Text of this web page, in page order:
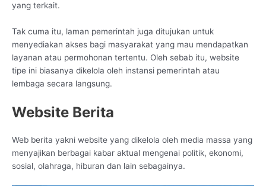
yang terkait.
Tak cuma itu, laman pemerintah juga ditujukan untuk
menyediakan akses bagi masyarakat yang mau mendapatkan
layanan atau permohonan tertentu. Oleh sebab itu, website
tipe ini biasanya dikelola oleh instansi pemerintah atau
lembaga secara langsung.
Website Berita
Web berita yakni website yang dikelola oleh media massa yang
menyajikan berbagai kabar aktual mengenai politik, ekonomi,
sosial, olahraga, hiburan dan lain sebagainya.